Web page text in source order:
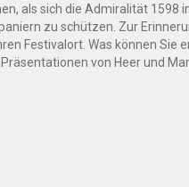
als sich die Admiralität 1598
zu schützen. Zur
Festivalort. Was können Sie
von Heer und